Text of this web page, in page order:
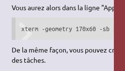
Vous aurez alors dans la ligne
xterm -geometry 170x60 -sb -
De la même façon, vous pouvez créer
des tâches.